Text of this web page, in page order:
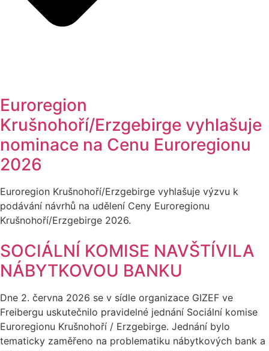
Euroregion
Krušnohoří/Erzgebirge vyhlašuje
nominace na Cenu Euroregionu
2026
Euroregion Krušnohoří/Erzgebirge vyhlašuje výzvu k
podávání návrhů na udělení Ceny Euroregionu
Krušnohoří/Erzgebirge 2026.
SOCIÁLNÍ KOMISE NAVŠTÍVILA
NÁBYTKOVOU BANKU
Dne 2. června 2026 se v sídle organizace GIZEF ve
Freibergu uskutečnilo pravidelné jednání Sociální komise
Euroregionu Krušnohoří / Erzgebirge. Jednání bylo
tematicky zaměřeno na problematiku nábytkových bank a